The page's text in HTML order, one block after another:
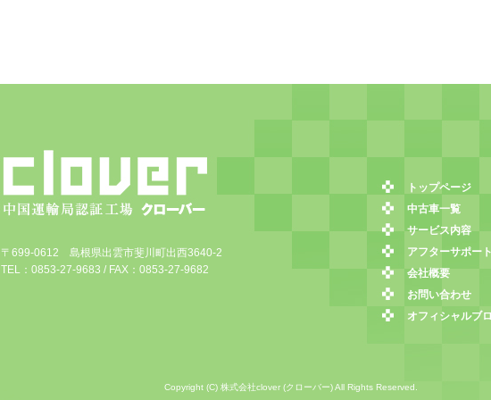
トップページ
中古車一覧
サービス内容
アフターサポー
会社概要
お問い合わせ
オフィシャルブ
〒699-0612 島根県出雲市斐川町出西3640-2
TEL：0853-27-9683 / FAX：0853-27-9682
Copyright (C) 株式会社clover (クローバー) All Rights Reserved.